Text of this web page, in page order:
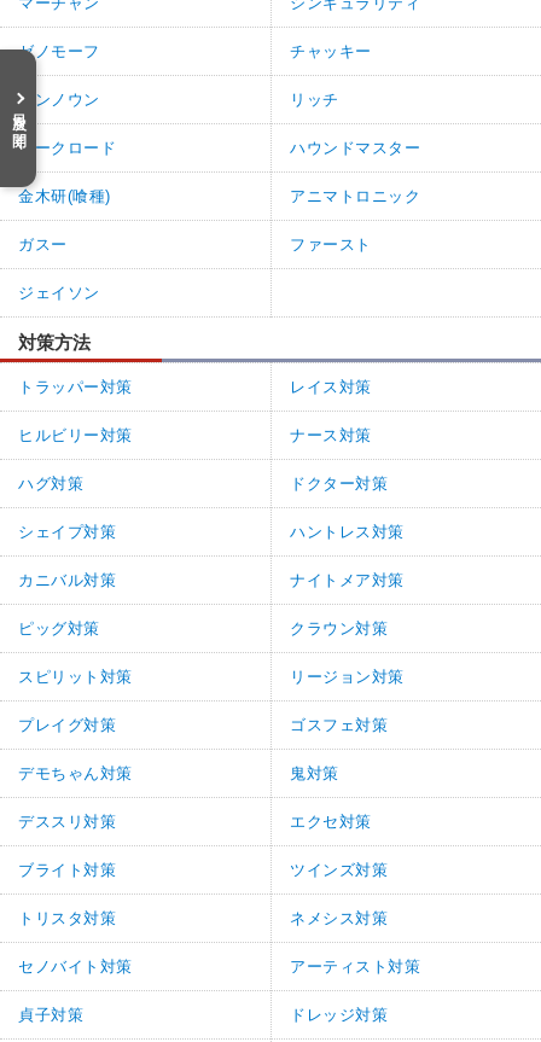
目次を開く
ゼノモーフ チャッキー
アンノウン リッチ
ダークロード ハウンドマスター
金木研(喰種) アニマトロニック
ガスー ファースト
ジェイソン
対策方法
トラッパー対策 レイス対策
ヒルビリー対策 ナース対策
ハグ対策 ドクター対策
シェイプ対策 ハントレス対策
カニバル対策 ナイトメア対策
ピッグ対策 クラウン対策
スピリット対策 リージョン対策
プレイグ対策 ゴスフェ対策
デモちゃん対策 鬼対策
デススリ対策 エクセ対策
ブライト対策 ツインズ対策
トリスタ対策 ネメシス対策
セノバイト対策 アーティスト対策
貞子対策 ドレッジ対策